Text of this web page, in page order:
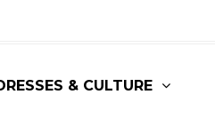
& CULTURE